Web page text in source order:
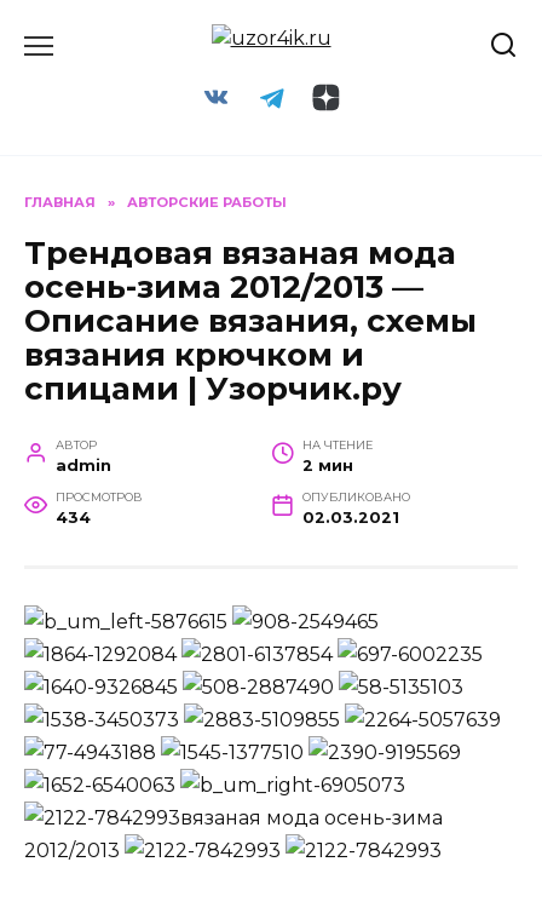
ГЛАВНАЯ » АВТОРСКИЕ РАБОТЫ
Трендовая вязаная мода
осень-зима 2012/2013 —
Описание вязания, схемы
вязания крючком и
спицами | Узорчик.ру
АВТОР
admin
НА ЧТЕНИЕ
2 мин
ПРОСМОТРОВ
434
ОПУБЛИКОВАНО
02.03.2021
вязаная мода осень-зима
2012/2013